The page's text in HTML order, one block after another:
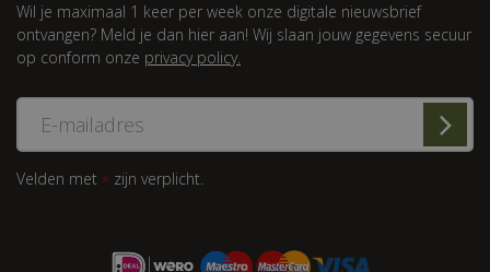
Wil je maximaal 1 keer per week onze digitale nieuwsbrief
ontvangen? Meld je dan hier aan! Wij slaan jouw gegevens secuur
op conform onze privacy policy.
Velden met * zijn verplicht.